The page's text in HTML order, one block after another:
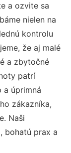
a ozvite sa
nielen na
kontrolu
že aj malé
a zbytočné
patrí
a úprimná
zákazníka,
Naši
bohatú prax a